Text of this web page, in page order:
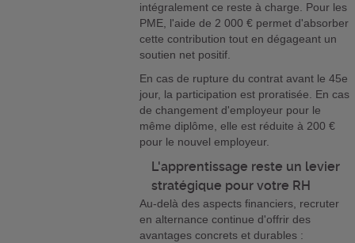
intégralement ce reste à charge. Pour les
PME, l'aide de 2 000 € permet d'absorber
cette contribution tout en dégageant un
soutien net positif.
En cas de rupture du contrat avant le 45e
jour, la participation est proratisée. En cas
de changement d'employeur pour le
même diplôme, elle est réduite à 200 €
pour le nouvel employeur.
L'apprentissage reste un levier
stratégique pour votre RH
Au-delà des aspects financiers, recruter
en alternance continue d'offrir des
avantages concrets et durables :